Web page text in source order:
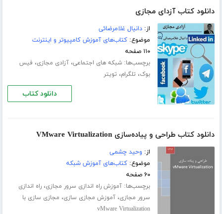
دانلود کتاب آزدای مجازی
از:دانیال غلامرضائی
موضوع:کتاب‌های آموزش کامپیوتر و اینترنت
۱۱۰ صفحه
برچسب‌ها:شبکه های اجتماعی،آزادی مجازی، فیس
بوک، تلگرام، تویتر
دانلود کتاب
دانلود کتاب طراحی و پیاده‌سازی VMware Virtualization
از: وحید چشمی
موضوع:کتاب‌های آموزش شبکه
۶۰ صفحه
برچسب‌ها:آموزش راه اندازی سرور مجازی،راه اندازی
سرور مجازی،آموزش مجازی سازی، مجازی سازی با
vMware Virtualization